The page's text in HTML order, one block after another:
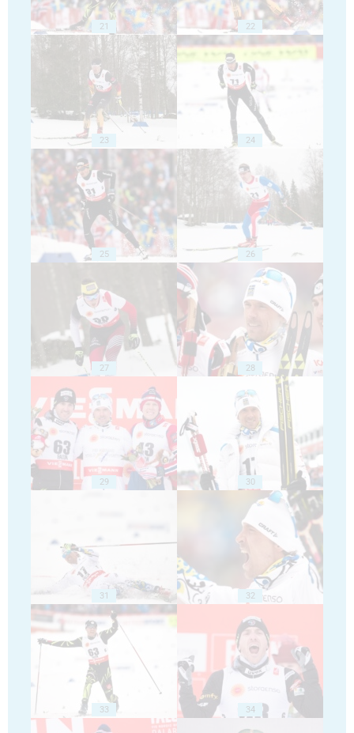
21 22
23 24
25 26
27 28
29 30
31 32
33 34